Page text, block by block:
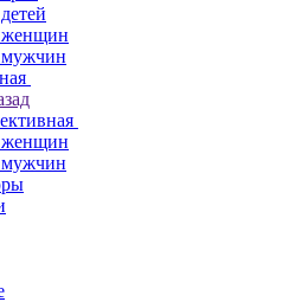
женщин
мужчин
женщин
мужчин